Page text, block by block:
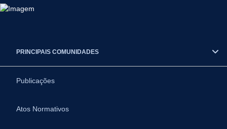
PRINCIPAIS COMUNIDADES
Publicações
Atos Normativos